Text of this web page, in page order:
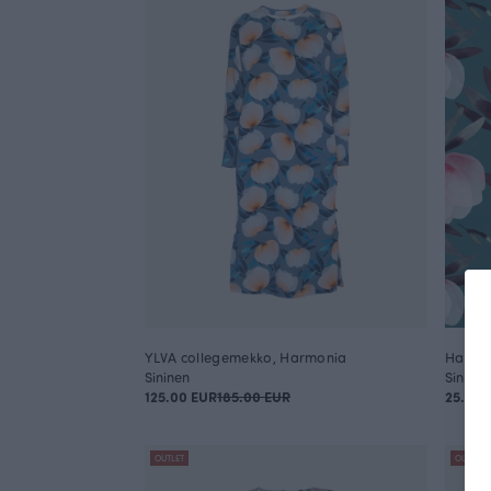
YLVA collegemekko, Harmonia
Sininen
125.00 EUR185.00 EUR
25.90
OUTLET OUTLET